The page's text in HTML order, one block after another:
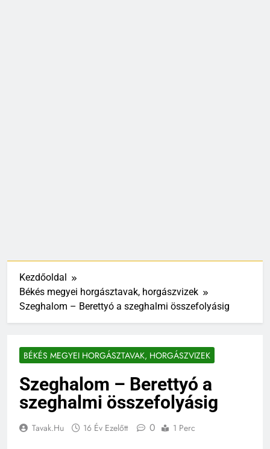
Kezdőoldal
Békés megyei horgásztavak, horgászvizek
Szeghalom – Berettyó a szeghalmi összefolyásig
BÉKÉS MEGYEI HORGÁSZTAVAK, HORGÁSZVIZEK
Szeghalom – Berettyó a
szeghalmi összefolyásig
Tavak.hu 16 Év Ezelőtt 0 1 Perc